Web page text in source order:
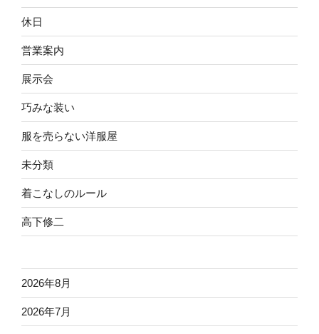
休日
営業案内
展示会
巧みな装い
服を売らない洋服屋
未分類
着こなしのルール
高下修二
2026年8月
2026年7月